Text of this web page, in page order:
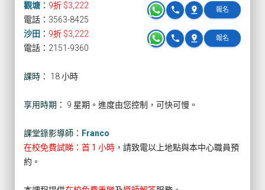
觀塘 ： 9折 $3,222 報名
pin_drop
phone
電話：3563-8425
沙田 ： 9折 $3,222 報名
pin_drop
phone
電話：2151-9360
課時： 18 小時
享用時期： 9 星期。進度由您控制，可快可慢。
課堂錄影導師： Franco
在校免費試睇：首 1 小時 ，請致電以上地點與本中心職員預
約。